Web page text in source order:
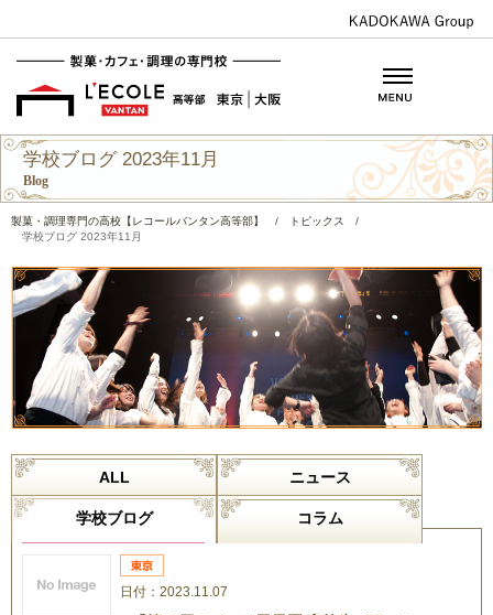
学校ブログ 2023年11月
Blog
製菓・調理専門の高校【レコールバンタン高等部】 / トピックス
/
学校ブログ 2023年11月
ALL ニュース
学校ブログ コラム
日付：2023.11.07